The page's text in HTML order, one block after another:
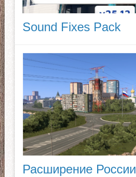
Sound Fixes Pack
Расширение России